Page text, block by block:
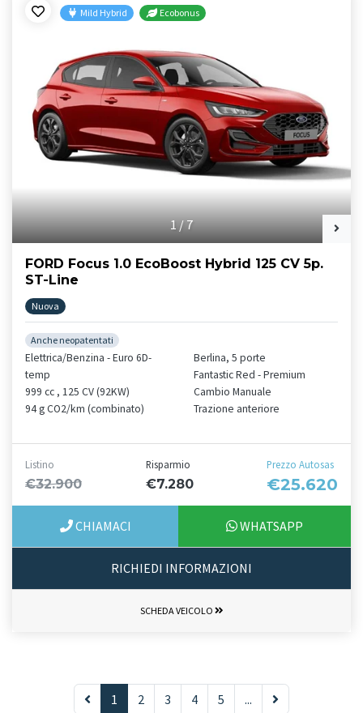
1/7
Mild Hybrid Ecobonus
FORD Focus 1.0 EcoBoost Hybrid 125 CV 5p.
ST-Line
Nuova
Anche neopatentati
Elettrica/Benzina - Euro 6D-
temp
999 cc , 125 CV (92KW)
94 g CO2/km (combinato)
Berlina, 5 porte
Fantastic Red - Premium
Cambio Manuale
Trazione anteriore
Listino
€32.900
Risparmio
€7.280
Prezzo Autosas
€25.620
CHIAMACI WHATSAPP
RICHIEDI INFORMAZIONI
SCHEDA VEICOLO
1 2 3 4 5 ...